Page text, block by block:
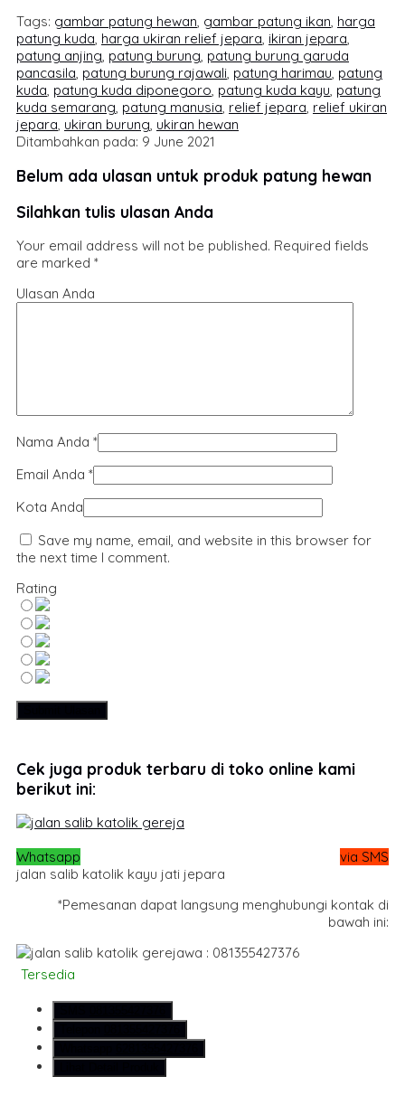
Tags: gambar patung hewan gambar patung ikan harga
patung kuda harga ukiran relief jepara ikiran jepara
patung anjing patung burung patung burung garuda
pancasila patung burung rajawali patung harimau patung
kuda patung kuda diponegoro patung kuda kayu patung
kuda semarang patung manusia relief jepara relief ukiran
jepara ukiran burung ukiran hewan
Ditambahkan pada: 9 June 2021
Belum ada ulasan untuk produk patung hewan
Silahkan tulis ulasan Anda
Your email address will not be published. Required fields
are marked *
Ulasan Anda
Nama Anda *
Email Anda *
Kota Anda
Save my name, email, and website in this browser for
the next time I comment.
Rating
Cek juga produk terbaru di toko online kami
berikut ini:
Whatsapp
via SMS
jalan salib katolik kayu jati jepara
*Pemesanan dapat langsung menghubungi kontak di
bawah ini:
wa : 081355427376
Tersedia